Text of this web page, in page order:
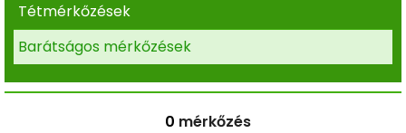
Tétmérkőzések
Barátságos mérkőzések
0 mérkőzés